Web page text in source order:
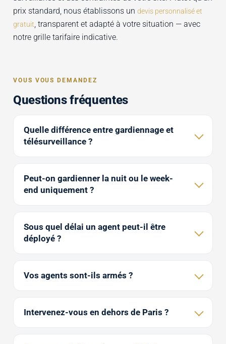
prix standard, nous établissons un devis personnalisé et
gratuit, transparent et adapté à votre situation — avec
notre grille tarifaire indicative.
VOUS VOUS DEMANDEZ
Questions fréquentes
Quelle différence entre gardiennage et
télésurveillance ?
Peut-on gardienner la nuit ou le week-
end uniquement ?
Sous quel délai un agent peut-il être
déployé ?
Vos agents sont-ils armés ?
Intervenez-vous en dehors de Paris ?